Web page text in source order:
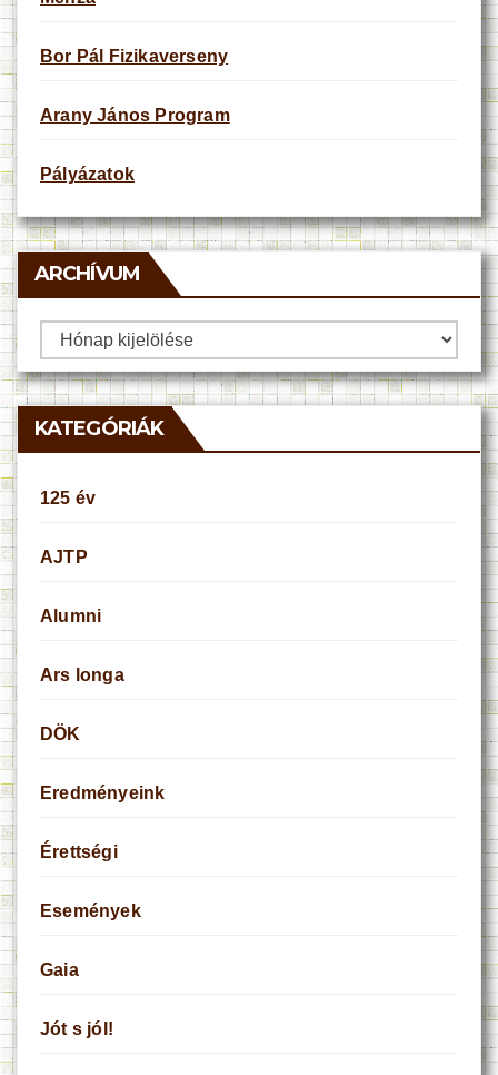
Bor Pál Fizikaverseny
Arany János Program
Pályázatok
ARCHÍVUM
Archívum
KATEGÓRIÁK
125 év
AJTP
Alumni
Ars longa
DÖK
Eredményeink
Érettségi
Események
Gaia
Jót s jól!